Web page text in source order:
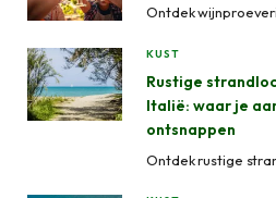
k
KUST
Rustige
Italië: waar je
ontsnappen